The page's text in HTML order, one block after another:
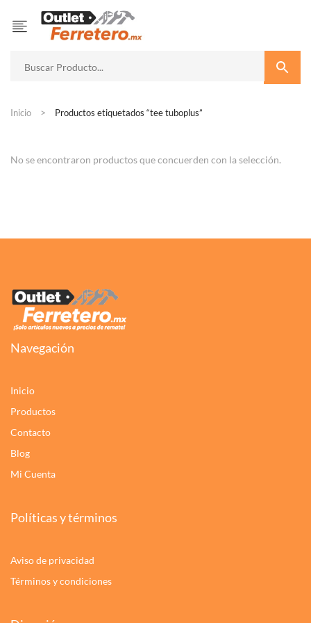
Inicio Productos etiquetados “tee tuboplus”
No se encontraron productos que concuerden con la selección.
Navegación
Inicio
Productos
Contacto
Blog
Mi Cuenta
Políticas y términos
Aviso de privacidad
Términos y condiciones